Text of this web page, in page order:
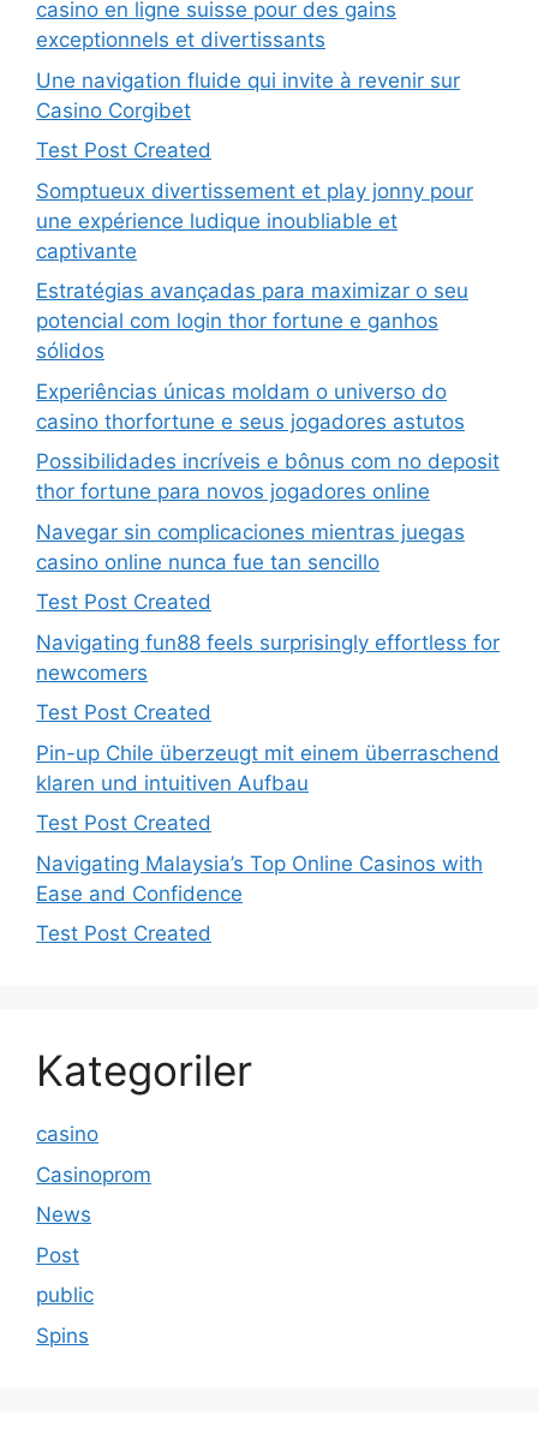
casino en ligne suisse pour des gains
exceptionnels et divertissants
Une navigation fluide qui invite à revenir sur
Casino Corgibet
Test Post Created
Somptueux divertissement et play jonny pour
une expérience ludique inoubliable et
captivante
Estratégias avançadas para maximizar o seu
potencial com login thor fortune e ganhos
sólidos
Experiências únicas moldam o universo do
casino thorfortune e seus jogadores astutos
Possibilidades incríveis e bônus com no deposit
thor fortune para novos jogadores online
Navegar sin complicaciones mientras juegas
casino online nunca fue tan sencillo
Test Post Created
Navigating fun88 feels surprisingly effortless for
newcomers
Test Post Created
Pin-up Chile überzeugt mit einem überraschend
klaren und intuitiven Aufbau
Test Post Created
Navigating Malaysia’s Top Online Casinos with
Ease and Confidence
Test Post Created
Kategoriler
casino
Casinoprom
News
Post
public
Spins